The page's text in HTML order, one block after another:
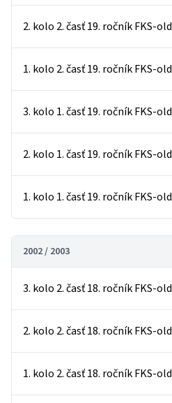
2. kolo 2. časť 19. ročník FKS-old
1. kolo 2. časť 19. ročník FKS-old
3. kolo 1. časť 19. ročník FKS-old
2. kolo 1. časť 19. ročník FKS-old
1. kolo 1. časť 19. ročník FKS-old
2002 / 2003
3. kolo 2. časť 18. ročník FKS-old
2. kolo 2. časť 18. ročník FKS-old
1. kolo 2. časť 18. ročník FKS-old